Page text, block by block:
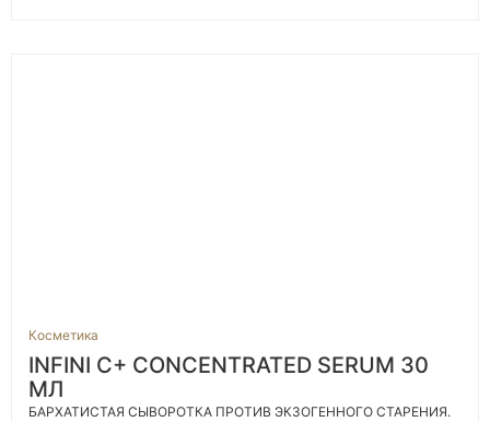
Косметика
INFINI C+ CONCENTRATED SERUM 30
МЛ
БАРХАТИСТАЯ СЫВОРОТКА ПРОТИВ ЭКЗОГЕННОГО СТАРЕНИЯ.